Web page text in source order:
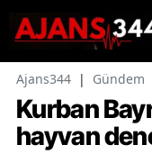
Ajans344 | Gündem
Kurban
hayvan